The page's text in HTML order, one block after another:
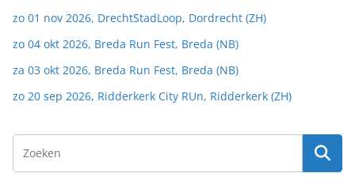
zo 01 nov 2026, DrechtStadLoop, Dordrecht (ZH)
zo 04 okt 2026, Breda Run Fest, Breda (NB)
za 03 okt 2026, Breda Run Fest, Breda (NB)
zo 20 sep 2026, Ridderkerk City RUn, Ridderkerk (ZH)